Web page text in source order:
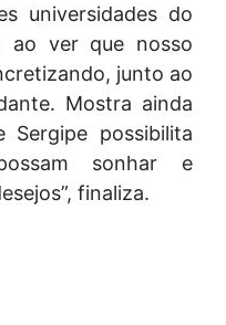
universidades do
ao ver que nosso
junto ao
Mostra ainda
possibilita
sonhar e
finaliza.